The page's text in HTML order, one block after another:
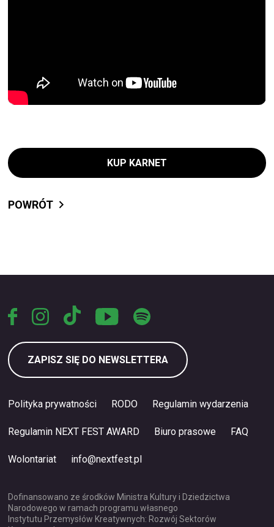
KUP KARNET
POWRÓT
ZAPISZ SIĘ DO NEWSLETTERA
Polityka prywatności RODO Regulamin wydarzenia
Regulamin NEXT FEST AWARD Biuro prasowe FAQ
Wolontariat info@nextfest.pl
Dofinansowano ze środków Ministra Kultury i Dziedzictwa
Narodowego w ramach programu własnego
Instytutu Przemysłów Kreatywnych: Rozwój Sektorów